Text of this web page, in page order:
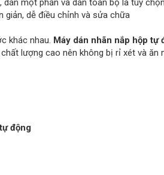
một phần và dán toàn bộ là tùy
giản, dễ điều chỉnh và sửa chữa
khác nhau. Máy dán nhãn nắp hộp tự
lượng cao nên không bị rỉ xét và
động